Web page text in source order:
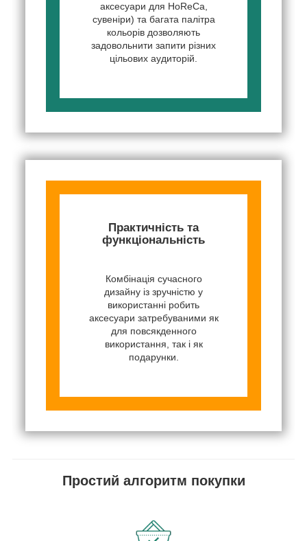
аксесуари для HoReCa,
сувеніри) та багата палітра
кольорів дозволяють
задовольнити запити різних
цільових аудиторій.
Практичність та
функціональність
Комбінація сучасного
дизайну із зручністю у
використанні робить
аксесуари затребуваними як
для повсякденного
використання, так і як
подарунки.
Простий алгоритм покупки